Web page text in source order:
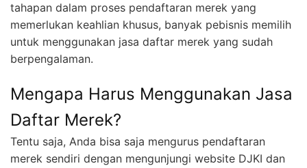
tahapan dalam proses pendaftaran merek yang
memerlukan keahlian khusus, banyak pebisnis memilih
untuk menggunakan jasa daftar merek yang sudah
berpengalaman.
Mengapa Harus Menggunakan Jasa
Daftar Merek?
Tentu saja, Anda bisa saja mengurus pendaftaran
merek sendiri dengan mengunjungi website DJKI dan